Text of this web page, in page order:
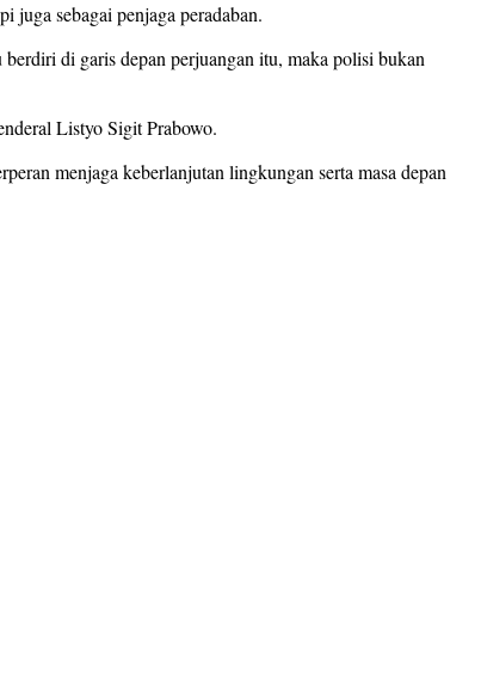
juga sebagai penjaga peradaban.
di garis depan perjuangan itu, maka polisi bukan
Listyo Sigit Prabowo.
menjaga keberlanjutan lingkungan serta masa depan